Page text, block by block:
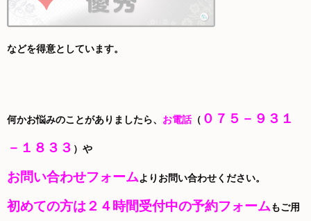
などを得意としています。
何かお悩みのことがありましたら、 お電話（ ０７５－９３１
－１８３３ ）や
お問い合わせフォームよりお問い合わせください。
初めての方は２４時間受付中の予約フォームもご用